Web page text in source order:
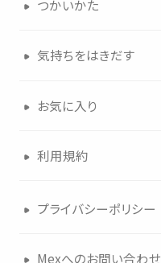
つかいかた
気持ちをはきだす
お気に入 り
利用規約
プライバシーポリシー
Mexへのお問い合わせ